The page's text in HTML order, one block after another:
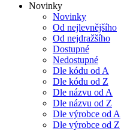
Novinky
Novinky
Od nejlevnějšího
Od nejdražšího
Dostupné
Nedostupné
Dle kódu od A
Dle kódu od Z
Dle názvu od A
Dle názvu od Z
Dle výrobce od A
Dle výrobce od Z